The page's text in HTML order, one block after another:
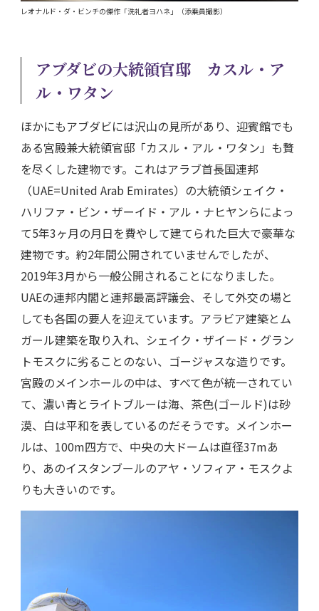
レオナルド・ダ・ビンチの傑作「洗礼者ヨハネ」（添乗員撮影）
アブダビの大統領官邸 カスル・ア
ル・ワタン
ほかにもアブダビには沢山の見所があり、迎賓館でも
ある宮殿兼大統領官邸「カスル・アル・ワタン」も贅
を尽くした建物です。これはアラブ首長国連邦
（UAE=United Arab Emirates）の大統領シェイク・
ハリファ・ビン・ザーイド・アル・ナヒヤンらによっ
て5年3ヶ月の月日を費やして建てられた巨大で豪華な
建物です。約2年間公開されていませんでしたが、
2019年3月から一般公開されることになりました。
UAEの連邦内閣と連邦最高評議会、そして外交の場と
しても各国の要人を迎えています。アラビア建築とム
ガール建築を取り入れ、シェイク・ザイード・グラン
トモスクに劣ることのない、ゴージャスな造りです。
宮殿のメインホールの中は、すべて色が統一されてい
て、濃い青とライトブルーは海、茶色(ゴールド)は砂
漠、白は平和を表しているのだそうです。メインホー
ルは、100m四方で、中央の大ドームは直径37mあ
り、あのイスタンブールのアヤ・ソフィア・モスクよ
りも大きいのです。